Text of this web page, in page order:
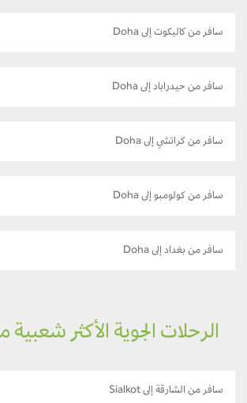
سافر من كاليكوت إلى Doha
سافر من حيدراباد إلى Doha
سافر من كراتشي إلى Doha
سافر من كولومبو إلى Doha
سافر من بغداد إلى Doha
الرحلات الجوية الأكثر شعبية
سافر من الشارقة إلى Sialkot